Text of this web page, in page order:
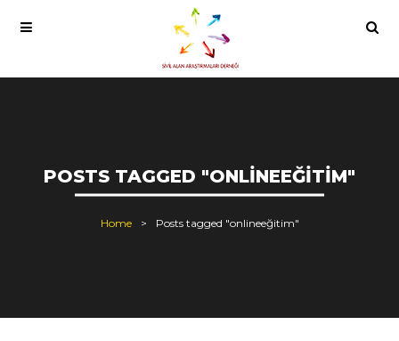
POSTS TAGGED "ONLINEEĞITIM"
Home Posts tagged "onlineeğitim"